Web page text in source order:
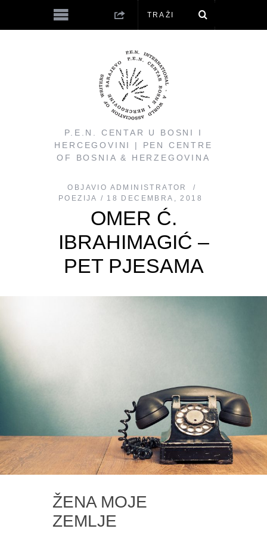
P.E.N. CENTAR U BOSNI I
HERCEGOVINI | PEN CENTRE
OF BOSNIA & HERZEGOVINA
OBJAVIO ADMINISTRATOR
POEZIJA
18 DECEMBRA, 2018
OMER Ć.
IBRAHIMAGIĆ –
PET PJESAMA
ŽENA MOJE
ZEMLJE